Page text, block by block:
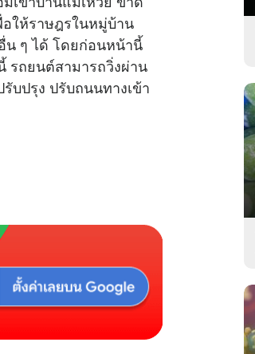
อให้ราษฎรในหมู่บ้าน
น ๆ ได้ โดยก่อนหน้านี้
รถยนต์สามารถวิ่งผ่าน
บปรุง ปรับถนนทางเข้า